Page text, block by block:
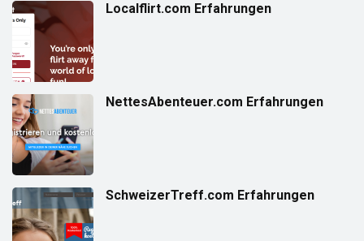
Localflirt.com Erfahrungen
NettesAbenteuer.com Erfahrungen
SchweizerTreff.com Erfahrungen